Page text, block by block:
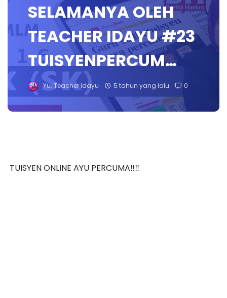
SELAMANYA OLEH
TEACHER IDAYU #23
TUISYENPERCUM…
Yu. Teacher Idayu 5 tahun yang lalu 0
TUISYEN ONLINE AYU PERCUMA‼️‼️